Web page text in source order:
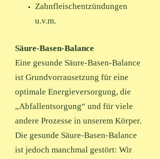
Zahnfleischentzündungen
u.v.m.
Säure-Basen-Balance
Eine gesunde Säure-Basen-Balance
ist Grundvorrausetzung für eine
optimale Energieversorgung, die
„Abfallentsorgung“ und für viele
andere Prozesse in unserem Körper.
Die gesunde Säure-Basen-Balance
ist jedoch manchmal gestört: Wir